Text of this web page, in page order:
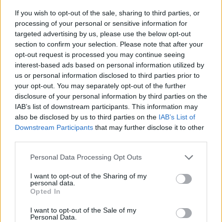
If you wish to opt-out of the sale, sharing to third parties, or
processing of your personal or sensitive information for
targeted advertising by us, please use the below opt-out
section to confirm your selection. Please note that after your
opt-out request is processed you may continue seeing
interest-based ads based on personal information utilized by
us or personal information disclosed to third parties prior to
your opt-out. You may separately opt-out of the further
disclosure of your personal information by third parties on the
IAB’s list of downstream participants. This information may
also be disclosed by us to third parties on the IAB’s List of
Downstream Participants that may further disclose it to other
Please note that this website/app uses one or more Google
not limited to your visit or usage behaviour. You may click to
grant or deny consent to Google and its third-party tags to
use your data for below specified purposes in below Google
consent section.
Personal Data Processing Opt Outs
I want to opt-out of the Sharing of my
personal data.
Opted In
I want to opt-out of the Sale of my
Personal Data.
laboral para incorporar talento que necesita una vivienda
accesible.
AUTOR
Staff